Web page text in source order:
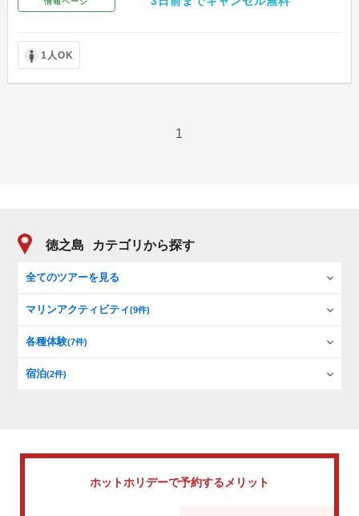
1人OK
1
徳之島 カテゴリから探す
全てのツアーを見る
マリンアクティビティ(9件)
各種体験(7件)
宿泊(2件)
ホットホリデーで予約するメリット